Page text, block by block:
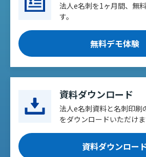
法人e名刺を1ヶ月間、無
す。
無料デモ体験
資料ダウンロード
法人e名刺資料と名刺印刷
をダウンロードいただけま
資料ダウンロー